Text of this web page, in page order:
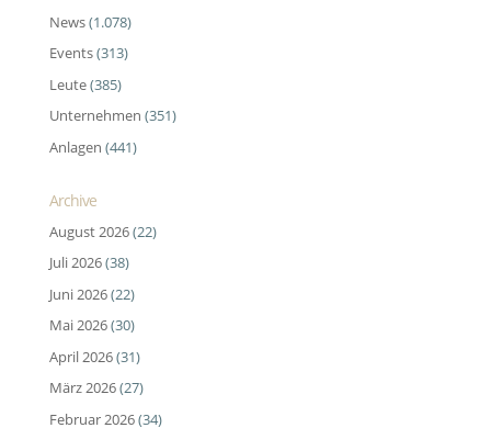
News(1.078)
Events(313)
Leute(385)
Unternehmen (351)
Anlagen (441)
Archive
August 2026(22)
Juli 2026(38)
Juni 2026(22)
Mai 2026(30)
April 2026(31)
März 2026(27)
Februar 2026(34)